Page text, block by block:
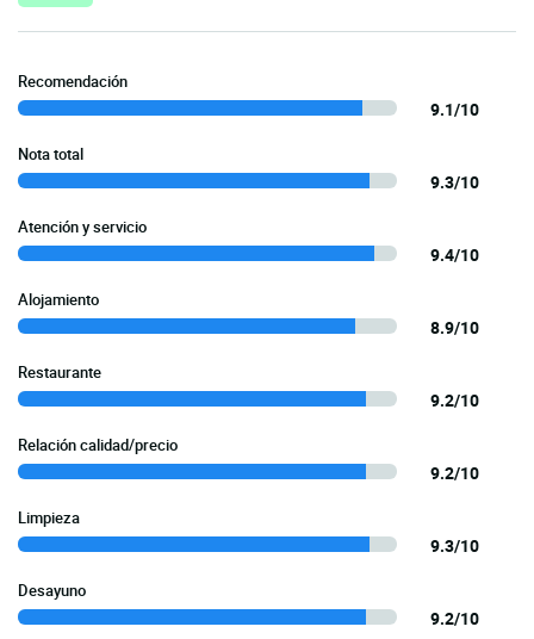
Recomendación
9.1/10
Nota total
9.3/10
Atención y servicio
9.4/10
Alojamiento
8.9/10
Restaurante
9.2/10
Relación calidad/precio
9.2/10
Limpieza
9.3/10
Desayuno
9.2/10